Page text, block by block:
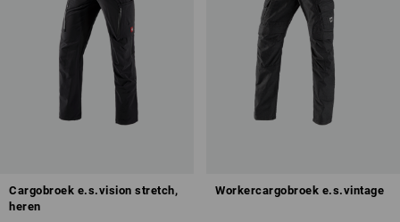
Cargobroek e.s.vision stretch,
heren
Workercargobroek e.s.vintage